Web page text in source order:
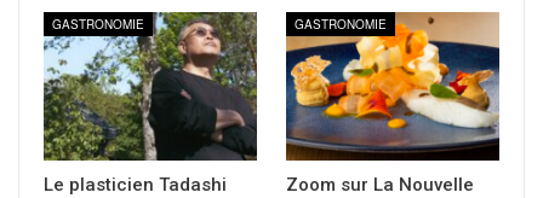
GASTRONOMIE
Le plasticien Tadashi
GASTRONOMIE
Zoom sur La Nouvelle